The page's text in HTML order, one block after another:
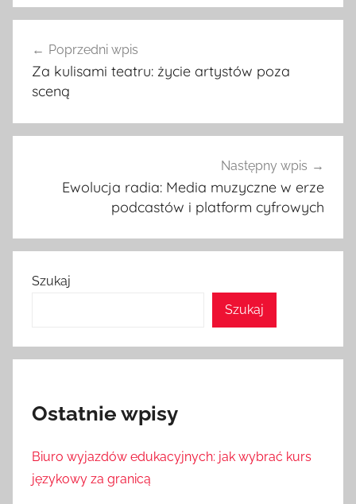
wpisu
Poprzedni wpis
Za kulisami teatru: życie artystów poza
sceną
Następny wpis
Ewolucja radia: Media muzyczne w erze
podcastów i platform cyfrowych
Szukaj
Szukaj
Ostatnie wpisy
Biuro wyjazdów edukacyjnych: jak wybrać kurs
językowy za granicą